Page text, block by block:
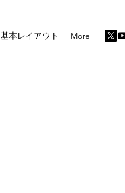
基本レイアウト More